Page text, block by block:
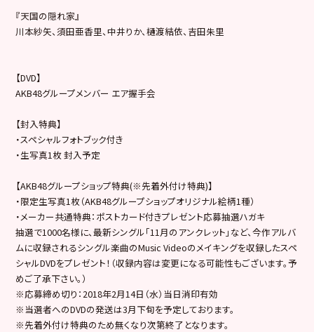
『天国の隠れ家』
川本紗矢、須田亜香里、中井りか、樋渡結依、吉田朱里
【DVD】
AKB48グループメンバー エア握手会
【封入特典】
・スペシャルフォトブック付き
・生写真1枚 封入予定
【AKB48グループショップ特典(※先着外付け特典)】
・限定生写真1枚（AKB48グループショップオリジナル絵柄1種）
・メーカー共通特典：ポストカード付きプレゼント応募抽選ハガキ
抽選で1000名様に、最新シングル「11月のアンクレット」など、今作アルバ
ムに収録されるシングル楽曲のMusic Videoのメイキングを収録したスペ
シャルDVDをプレゼント！（収録内容は変更になる可能性もございます。予
めご了承下さい。）
※応募締め切り：2018年2月14日（水）当日消印有効
※当選者へのDVDの発送は3月下旬を予定しております。
※先着外付け特典のため無くなり次第終了となります。